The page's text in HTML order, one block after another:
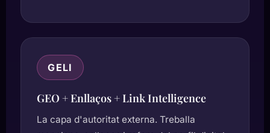
GELI
GEO + Enllaços + Link Intelligence
La capa d'autoritat externa. Treballa